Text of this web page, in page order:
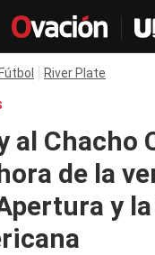
Fútbol River Plate
al Chacho
de la
y